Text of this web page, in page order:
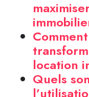
location
Quels